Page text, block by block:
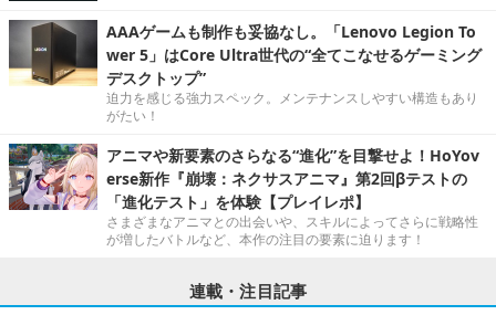
AAAゲームも制作も妥協なし。「Lenovo Legion To
wer 5」はCore Ultra世代の“全てこなせるゲーミング
デスクトップ”
迫力を感じる強力スペック。メンテナンスしやすい構造もあり
がたい！
アニマや新要素のさらなる“進化”を目撃せよ！HoYov
erse新作『崩壊：ネクサスアニマ』第2回βテストの
「進化テスト」を体験【プレイレポ】
さまざまなアニマとの出会いや、スキルによってさらに戦略性
が増したバトルなど、本作の注目の要素に迫ります！
連載・注目記事